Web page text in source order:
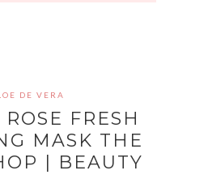
DE VERA
FRESH
MASK THE
| BEAUTY